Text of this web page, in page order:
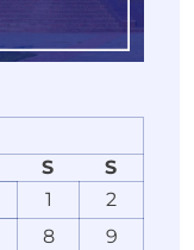
S
S
1
2
8
9